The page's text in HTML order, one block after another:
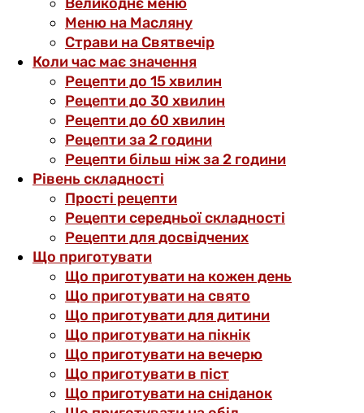
Меню на Масляну
Страви на Святвечір
Коли час має значення
Рецепти до 15 хвилин
Рецепти до 30 хвилин
Рецепти до 60 хвилин
Рецепти за 2 години
Рецепти більш ніж за 2 години
Рівень складності
Прості рецепти
Рецепти середньої складності
Рецепти для досвідчених
Що приготувати
Що приготувати на кожен день
Що приготувати на свято
Що приготувати для дитини
Що приготувати на пікнік
Що приготувати на вечерю
Що приготувати в піст
Що приготувати на сніданок